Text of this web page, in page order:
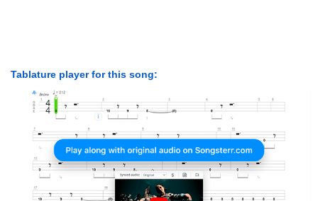
Tablature player for this song: